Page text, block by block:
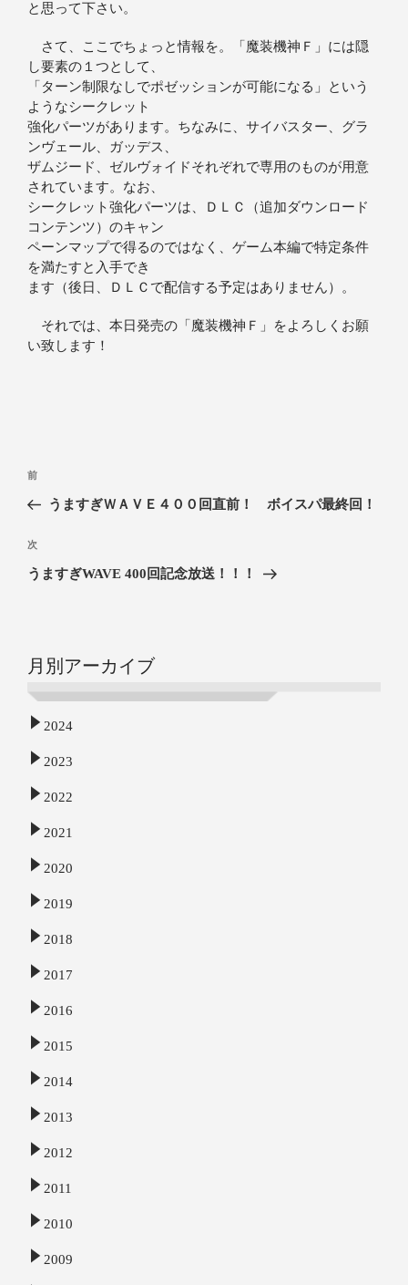
と思って下さい。
さて、ここでちょっと情報を。「魔装機神Ｆ」には隠
し要素の１つとして、
「ターン制限なしでポゼッションが可能になる」という
ようなシークレット
強化パーツがあります。ちなみに、サイバスター、グラ
ンヴェール、ガッデス、
ザムジード、ゼルヴォイドそれぞれで専用のものが用意
されています。なお、
シークレット強化パーツは、ＤＬＣ（追加ダウンロード
コンテンツ）のキャン
ペーンマップで得るのではなく、ゲーム本編で特定条件
を満たすと入手でき
ます（後日、ＤＬＣで配信する予定はありません）。
それでは、本日発売の「魔装機神Ｆ」をよろしくお願
い致します！
前
うますぎＷＡＶＥ４００回直前！ ボイスパ最終回！
次
うますぎWAVE 400回記念放送！！！
月別アーカイブ
2024
2023
2022
2021
2020
2019
2018
2017
2016
2015
2014
2013
2012
2011
2010
2009